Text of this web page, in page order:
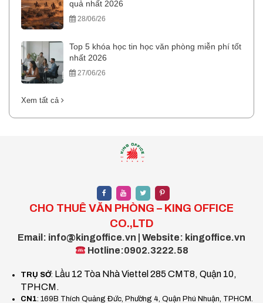
quả nhất 2026
28/06/26
Top 5 khóa học tin học văn phòng miễn phí tốt
nhất 2026
27/06/26
Xem tất cả
CHO THUÊ VĂN PHÒNG – KING OFFICE
CO.,LTD
Email: info@kingoffice.vn | Website: kingoffice.vn
Hotline:0902.3222.58
TRỤ SỞ: Lầu 12 Tòa Nhà Viettel 285 CMT8, Quận 10,
TPHCM.
CN1: 169B Thích Quảng Đức, Phường 4, Quận Phú Nhuận, TPHCM.